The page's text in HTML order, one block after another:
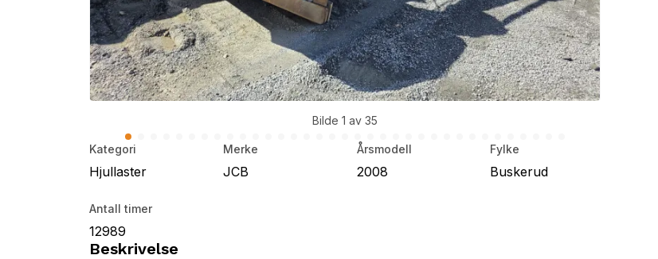
Bilde 1 av 35
Kategori
Hjullaster
Merke
JCB
Årsmodell
2008
Fylke
Buskerud
Antall timer
12989
Beskrivelse